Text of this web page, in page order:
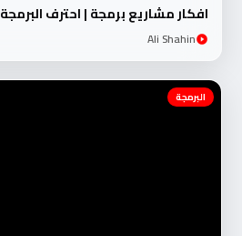
افكار مشاريع برمجة | احترف البرمجة
Ali Shahin
البرمجة